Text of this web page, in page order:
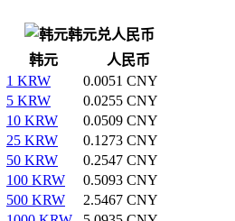
韩元兑人民币
韩元
人民币
1 KRW
0.0051 CNY
5 KRW
0.0255 CNY
10 KRW
0.0509 CNY
25 KRW
0.1273 CNY
50 KRW
0.2547 CNY
100 KRW
0.5093 CNY
500 KRW
2.5467 CNY